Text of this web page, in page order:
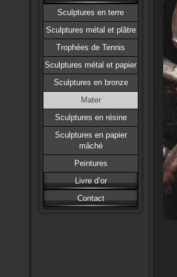
Sculptures en terre
Sculptures métal et plâtre
Trophées de Tennis
Sculptures métal et papier
Sculptures en bronze
Mater
Sculptures en résine
Sculptures en papier
mâché
Peintures
Livre d’or
Contact